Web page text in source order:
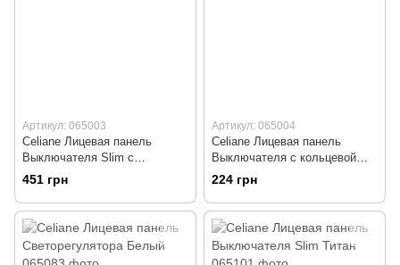
Артикул: 065003
Celiane Лицевая панель
Выключателя Slim с
подсветкой Белый
451 грн
Артикул: 065004
Celiane Лицевая панель
Выключателя с кольцевой
подсветкой Белый
224 грн